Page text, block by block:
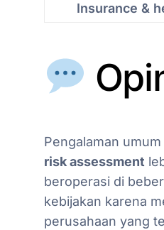
Insurance &
Pengalaman
risk assessment
beroperasi di
kebijakan karena
perusahaan yang